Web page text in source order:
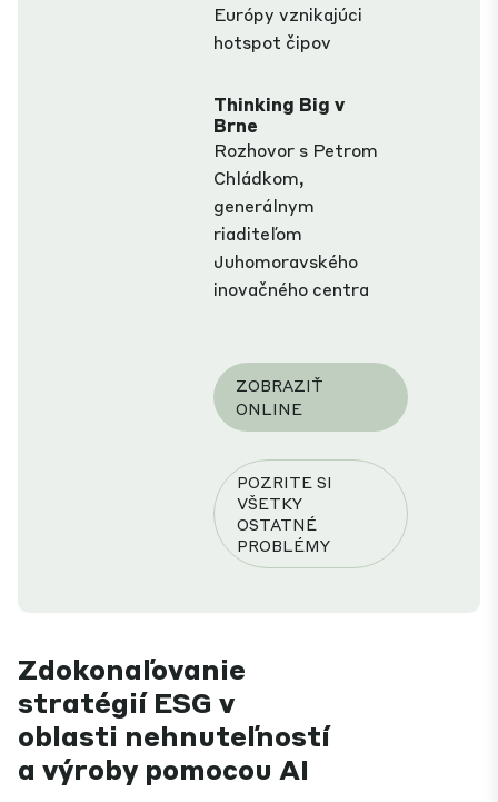
Európy vznikajúci
hotspot čipov
Thinking Big v
Brne
Rozhovor s Petrom
Chládkom,
generálnym
riaditeľom
Juhomoravského
inovačného centra
ZOBRAZIŤ
ONLINE
POZRITE SI
VŠETKY
OSTATNÉ
PROBLÉMY
Zdokonaľovanie
stratégií ESG v
oblasti nehnuteľností
a výroby pomocou AI